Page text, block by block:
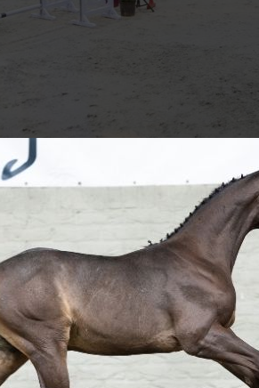
Bas van der Aa, voor
Niet minder dan 21
in Kronenberg. Als
met Sanella 6 (Solid Gold